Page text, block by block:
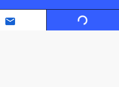
Loading...
организация дополнительного